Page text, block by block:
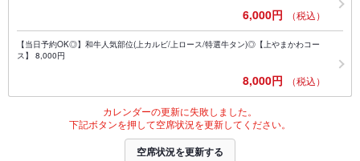
6,000円 （税込）
【当日予約OK◎】和牛人気部位(上カルビ/上ロース/特選牛タン)◎【上やまかわコー
ス】 8,000円
8,000円 （税込）
カレンダーの更新に失敗しました。
下記ボタンを押して空席状況を更新してください。
空席状況を更新する